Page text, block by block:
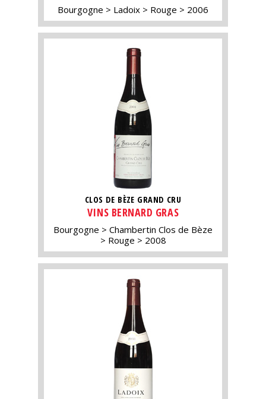
Bourgogne Ladoix Rouge 2006
CLOS DE BÈZE GRAND CRU
VINS BERNARD GRAS
Bourgogne
Chambertin Clos de Bèze
Rouge
2008